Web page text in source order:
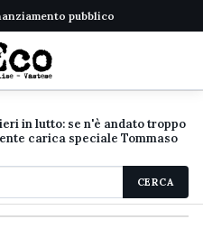
pubblico
in lutto: se n'è andato troppo
carica speciale Tommaso
CERCA